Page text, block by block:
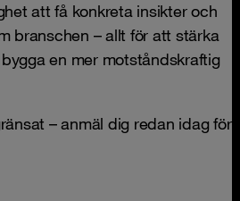
att få konkreta insikter och
branschen – allt för att stärka
en mer motståndskraftig
– anmäl dig redan idag för